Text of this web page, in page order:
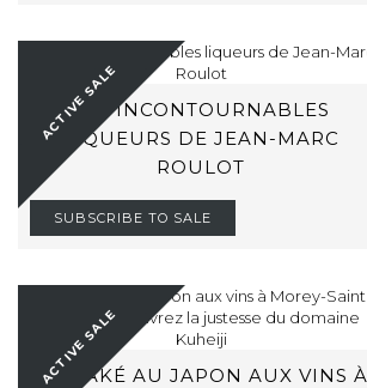
LES INCONTOURNABLES
LIQUEURS DE JEAN-MARC
ROULOT
SUBSCRIBE TO SALE
ACTIVE SALE
DU SAKÉ AU JAPON AUX VINS À
ACTIVE SALE